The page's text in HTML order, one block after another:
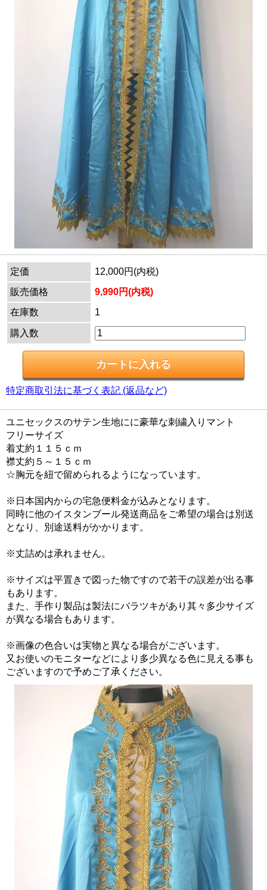
定価
12,000円(内税)
販売価格
9,990円(内税)
在庫数
1
購入数
特定商取引法に基づく表記 (返品など)
ユニセックスのサテン生地にに豪華な刺繍入りマント
フリーサイズ
着丈約１１５ｃｍ
襟丈約５～１５ｃｍ
☆胸元を紐で留められるようになっています。
※日本国内からの宅急便料金が込みとなります。
同時に他のイスタンブール発送商品をご希望の場合は別送
となり、別途送料がかかります。
※丈詰めは承れません。
※サイズは平置きで図った物ですので若干の誤差が出る事
もあります。
また、手作り製品は製法にバラツキがあり其々多少サイズ
が異なる場合もあります。
※画像の色合いは実物と異なる場合がございます。
又お使いのモニターなどにより多少異なる色に見える事も
ございますので予めご了承ください。